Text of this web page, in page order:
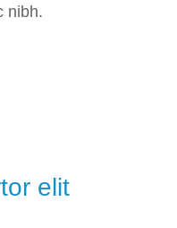
nibh.
elit